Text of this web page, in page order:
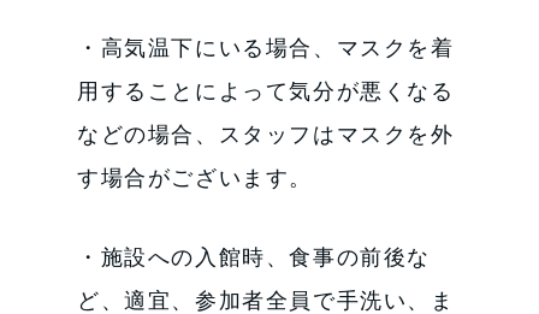
・高気温下にいる場合、マスクを着
用することによって気分が悪くなる
などの場合、スタッフはマスクを外
す場合がございます。
・施設への入館時、食事の前後な
ど、適宜、参加者全員で手洗い、ま